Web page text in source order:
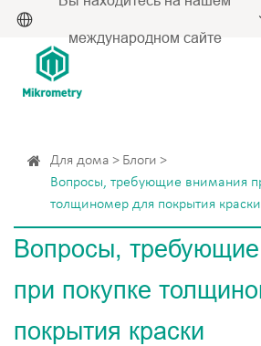
международном сайте
Для дома
Блоги
Вопросы, требующие внимания
толщиномер для покрытия краски
Вопросы,
при покупке
покрытия краски